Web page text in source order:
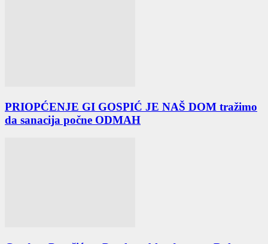
PRIOPĆENJE GI GOSPIĆ JE NAŠ DOM tražimo
da sanacija počne ODMAH